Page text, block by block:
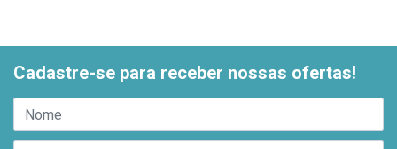
Cadastre-se para receber nossas ofertas!